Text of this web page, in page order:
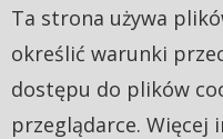
Ta strona używa
określić warunki
dostępu do plików
przeglądarce. Więcej